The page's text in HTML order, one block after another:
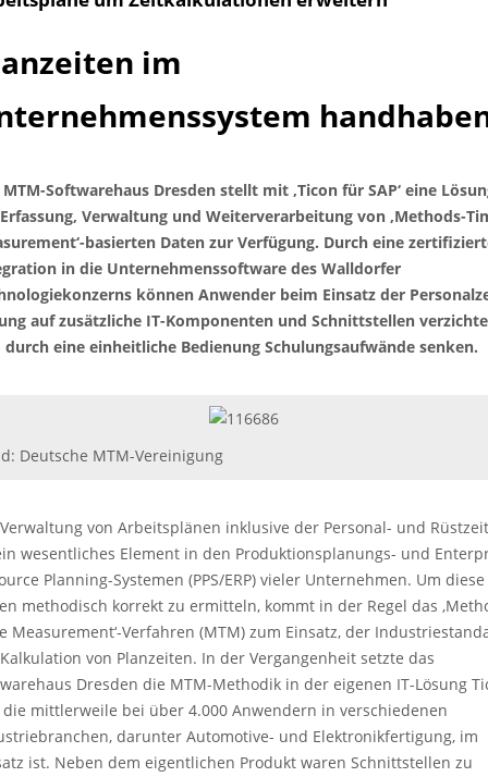
im
MTM-Softwarehaus Dresden stellt mit ‚Ticon für SAP‘ eine
Verwaltung und Weiterverarbeitung von ‚Methods-
basierten Daten zur Verfügung. Durch eine
in die Unternehmenssoftware des Walldorfer
können Anwender beim Einsatz der
auf zusätzliche IT-Komponenten und Schnittstellen
durch eine einheitliche Bedienung Schulungsaufwände senken.
Deutsche MTM-Vereinigung
von Arbeitsplänen inklusive der Personal- und
wesentliches Element in den Produktionsplanungs- und
Planning-Systemen (PPS/ERP) vieler Unternehmen. Um diese
methodisch korrekt zu ermitteln, kommt in der Regel das
Measurement‘-Verfahren (MTM) zum Einsatz, der
von Planzeiten. In der Vergangenheit setzte das
Dresden die MTM-Methodik in der eigenen IT-Lösung
die mittlerweile bei über 4.000 Anwendern in verschiedenen
darunter Automotive- und Elektronikfertigung, im
ist. Neben dem eigentlichen Produkt waren Schnittstellen zu